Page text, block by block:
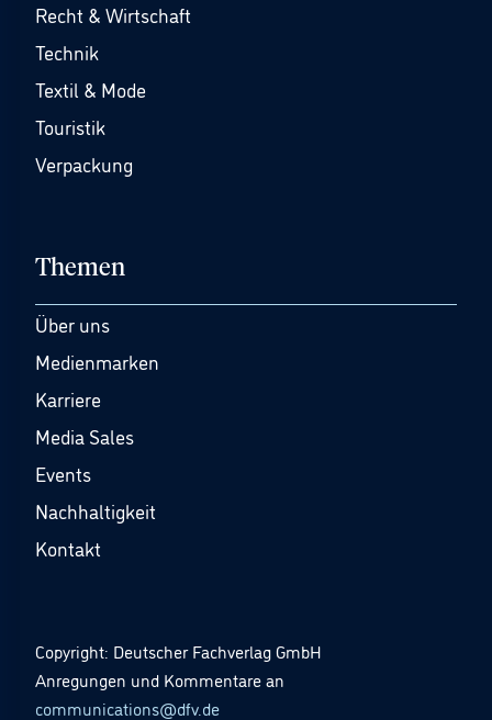
Recht & Wirtschaft
Technik
Textil & Mode
Touristik
Verpackung
Themen
Über uns
Medienmarken
Karriere
Media Sales
Events
Nachhaltigkeit
Kontakt
Copyright: Deutscher Fachverlag GmbH
Anregungen und Kommentare an
communications@dfv.de